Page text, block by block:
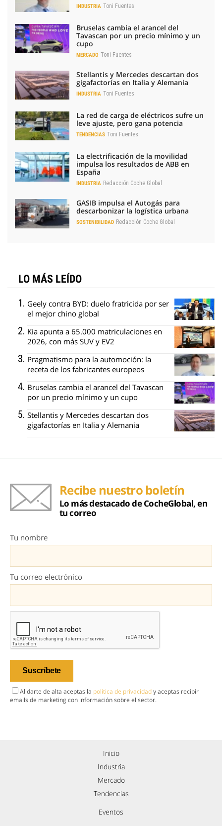
INDUSTRIA Toni Fuentes
Bruselas cambia el arancel del
Tavascan por un precio mínimo y un
cupo
MERCADO Toni Fuentes
Stellantis y Mercedes descartan dos
gigafactorías en Italia y Alemania
INDUSTRIA Toni Fuentes
La red de carga de eléctricos sufre un
leve ajuste, pero gana potencia
TENDENCIAS Toni Fuentes
La electrificación de la movilidad
impulsa los resultados de ABB en
España
INDUSTRIA Redacción Coche Global
GASIB impulsa el Autogás para
descarbonizar la logística urbana
SOSTENIBILIDAD Redacción Coche Global
LO MÁS LEÍDO
Geely contra BYD: duelo fratricida por ser
el mejor chino global
Kia apunta a 65.000 matriculaciones en
2026, con más SUV y EV2
Pragmatismo para la automoción: la
receta de los fabricantes europeos
Bruselas cambia el arancel del Tavascan
por un precio mínimo y un cupo
Stellantis y Mercedes descartan dos
gigafactorías en Italia y Alemania
Recibe nuestro boletín
Lo más destacado de CocheGlobal, en
tu correo
Tu nombre
Tu correo electrónico
Al darte de alta aceptas la política de privacidady aceptas recibir
emails de marketing con información sobre el sector.
Inicio
Industria
Mercado
Tendencias
Eventos